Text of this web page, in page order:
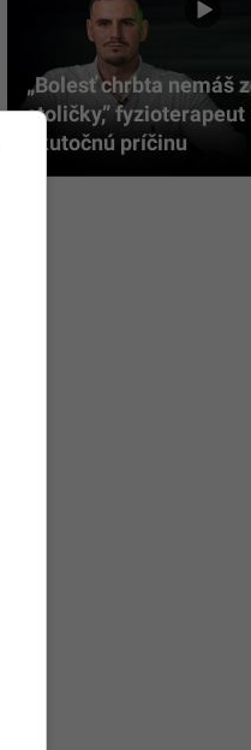
„Bolesť chrbta nemáš
stoličky,”
skutočnú príčinu